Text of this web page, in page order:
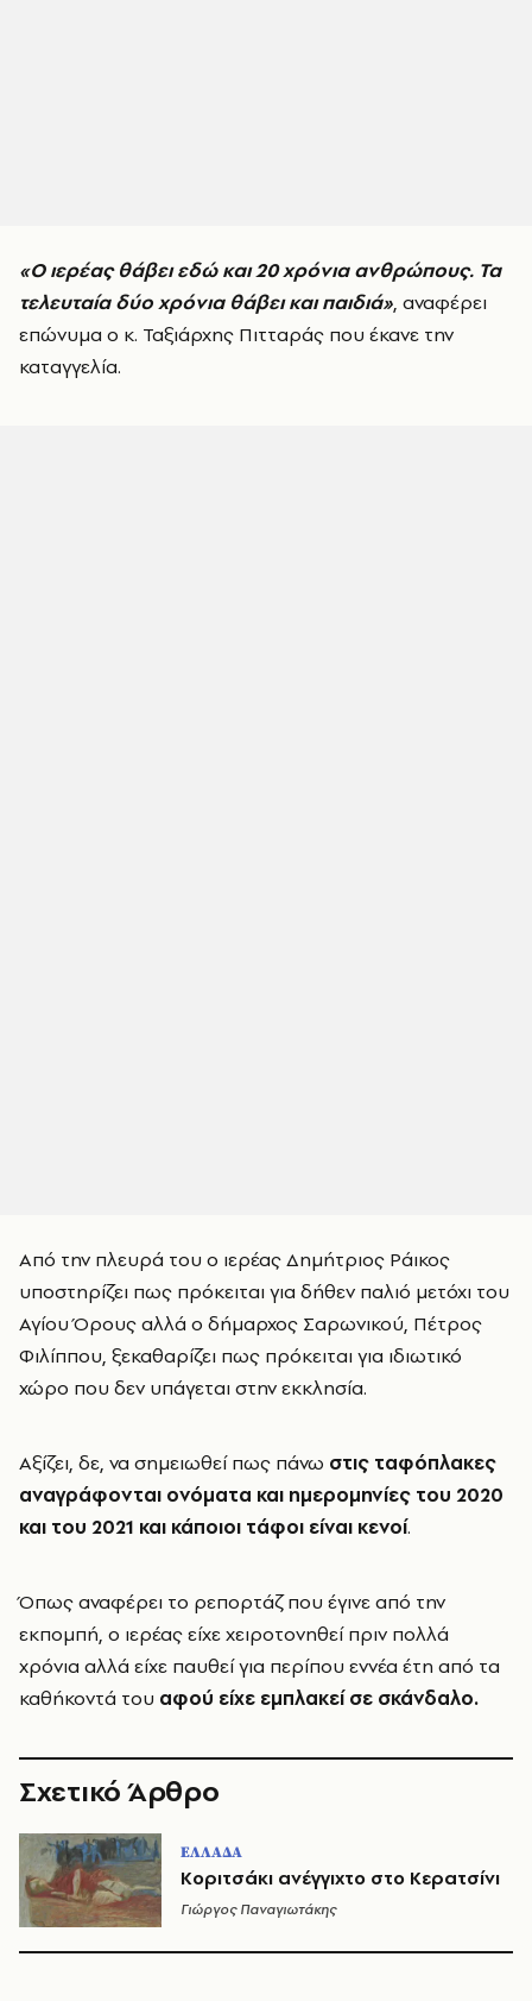
«Ο ιερέας θάβει εδώ και 20 χρόνια ανθρώπους. Τα
τελευταία δύο χρόνια θάβει και παιδιά», αναφέρει
επώνυμα ο κ. Ταξιάρχης Πιτταράς που έκανε την
καταγγελία.
Από την πλευρά του ο ιερέας Δημήτριος Ράικος
υποστηρίζει πως πρόκειται για δήθεν παλιό μετόχι του
Αγίου Όρους αλλά ο δήμαρχος Σαρωνικού, Πέτρος
Φιλίππου, ξεκαθαρίζει πως πρόκειται για ιδιωτικό
χώρο που δεν υπάγεται στην εκκλησία.
Αξίζει, δε, να σημειωθεί πως πάνω στις ταφόπλακες
αναγράφονται ονόματα και ημερομηνίες του 2020
και του 2021 και κάποιοι τάφοι είναι κενοί.
Όπως αναφέρει το ρεπορτάζ που έγινε από την
εκπομπή, ο ιερέας είχε χειροτονηθεί πριν πολλά
χρόνια αλλά είχε παυθεί για περίπου εννέα έτη από τα
καθήκοντά του αφού είχε εμπλακεί σε σκάνδαλο.
Σχετικό Άρθρο
ΕΛΛΑΔΑ
Κοριτσάκι ανέγγιχτο στο Κερατσίνι
Γιώργος Παναγιωτάκης